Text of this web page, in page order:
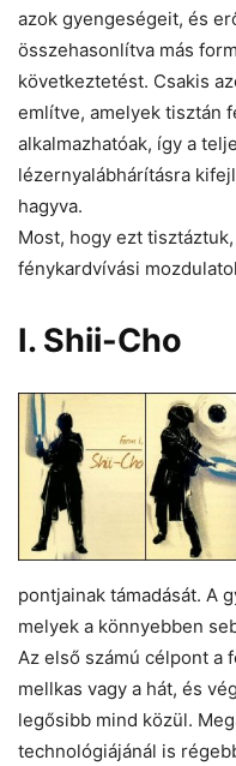
azok gyengeségeit, és
összehasonlítva más
következtetést. Csakis
említve, amelyek tisztán
alkalmazhatóak, így a
lézernyalábhárításra
hagyva.
Most, hogy ezt
fénykardvívási
I. Shii-Cho
pontjainak támadását. A
melyek a könnyebben
Az első számú célpont a
mellkas vagy a hát, és
legősibb mind közül.
technológiájánál is